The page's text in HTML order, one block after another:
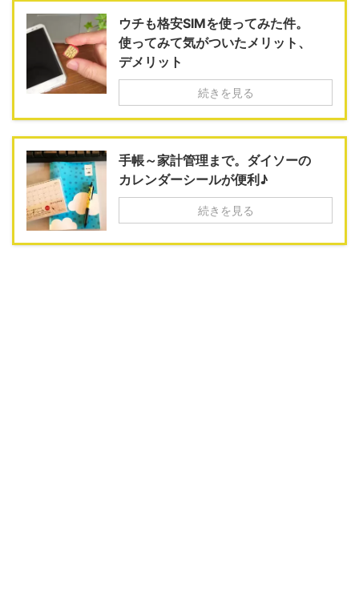
ウチも格安SIMを使ってみた件。
使ってみて気がついたメリット、
デメリット
続きを見る
手帳～家計管理まで。ダイソーの
カレンダーシールが便利♪
続きを見る